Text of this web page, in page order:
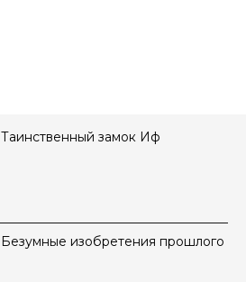
Таинственный замок Иф
Безумные изобретения прошлого